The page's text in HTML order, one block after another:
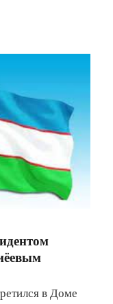
в Доме